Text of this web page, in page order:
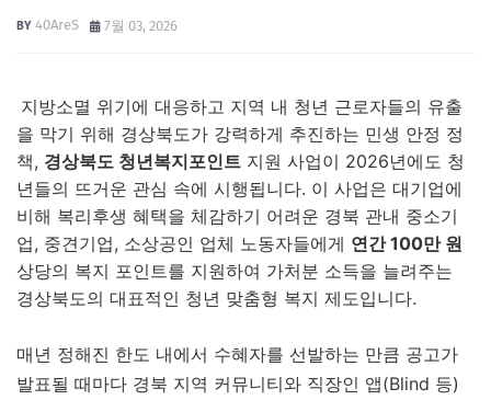
40AreS 7월 03, 2026
지방소멸 위기에 대응하고 지역 내 청년 근로자들의 유출
을 막기 위해 경상북도가 강력하게 추진하는 민생 안정 정
책, 경상북도 청년복지포인트 지원 사업이 2026년에도 청
년들의 뜨거운 관심 속에 시행됩니다. 이 사업은 대기업에
비해 복리후생 혜택을 체감하기 어려운 경북 관내 중소기
업, 중견기업, 소상공인 업체 노동자들에게 연간 100만 원
상당의 복지 포인트를 지원하여 가처분 소득을 늘려주는
경상북도의 대표적인 청년 맞춤형 복지 제도입니다.
매년 정해진 한도 내에서 수혜자를 선발하는 만큼 공고가
발표될 때마다 경북 지역 커뮤니티와 직장인 앱(Blind 등)